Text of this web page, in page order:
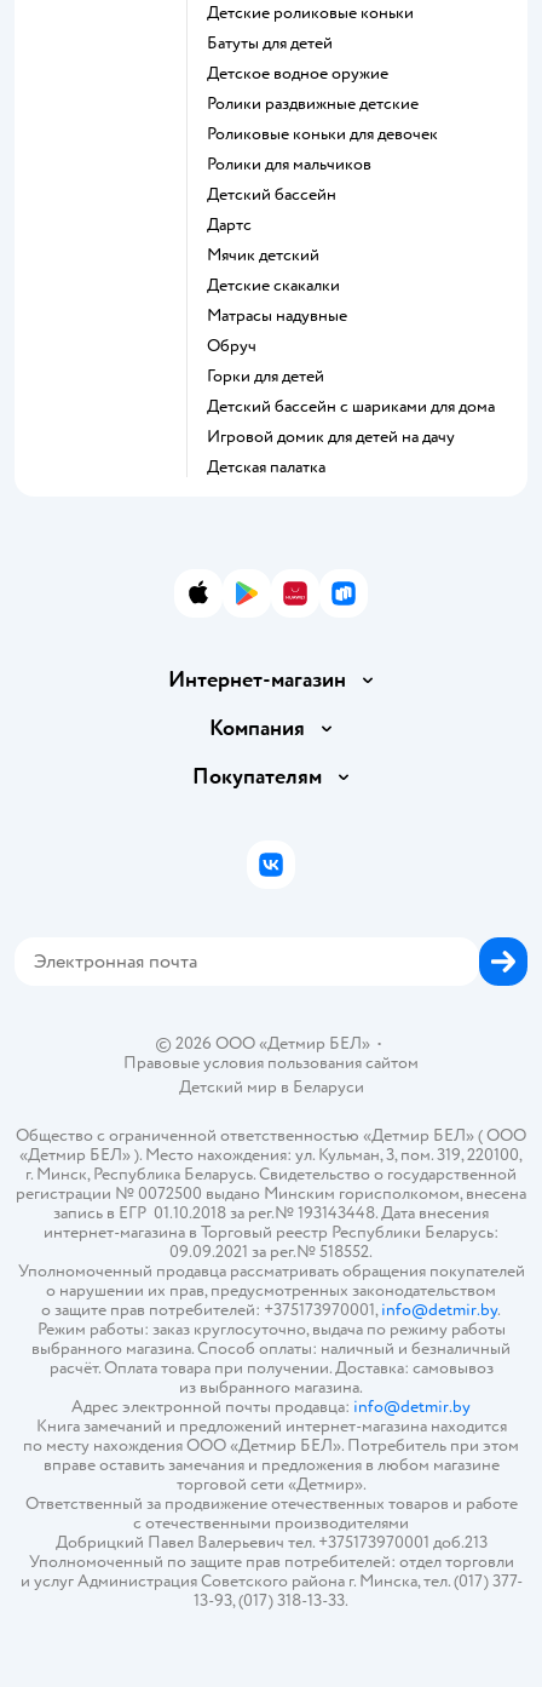
Детские роликовые коньки
Батуты для детей
Детское водное оружие
Ролики раздвижные детские
Роликовые коньки для девочек
Ролики для мальчиков
Детский бассейн
Дартс
Мячик детский
Детские скакалки
Матрасы надувные
Обруч
Горки для детей
Детский бассейн с шариками для дома
Игровой домик для детей на дачу
Детская палатка
App StoreGoogle Play
AppGallery
RuStore
Интернет-магазин
Доставка и оплата
Правила продажи
Политика использования файлов cookie
Компания
Вакансии
Покупателям
Бонусные карты
© 2026 ООО «Детмир БЕЛ»•
Правовые условия пользования сайтом
Детский мир в Беларуси
Общество с ограниченной ответственностью «Детмир БЕЛ» ( ООО
«Детмир БЕЛ» ). Место нахождения: ул. Кульман, 3, пом. 319, 220100,
г. Минск, Республика Беларусь. Свидетельство о государственной
регистрации № 0072500 выдано Минским горисполкомом, внесена
запись в ЕГР 01.10.2018 за рег.№ 193143448. Дата внесения
интернет-магазина в Торговый реестр Республики Беларусь:
09.09.2021 за рег.№ 518552.
Уполномоченный продавца рассматривать обращения покупателей
о нарушении их прав, предусмотренных законодательством
о защите прав потребителей: +375173970001,info@detmir.by.
Режим работы: заказ круглосуточно, выдача по режиму работы
выбранного магазина. Способ оплаты: наличный и безналичный
расчёт. Оплата товара при получении. Доставка: самовывоз
из выбранного магазина.
Адрес электронной почты продавца: info@detmir.by
Книга замечаний и предложений интернет-магазина находится
по месту нахождения ООО «Детмир БЕЛ». Потребитель при этом
вправе оставить замечания и предложения в любом магазине
торговой сети «Детмир».
Ответственный за продвижение отечественных товаров и работе
с отечественными производителями
Добрицкий Павел Валерьевич тел. +375173970001 доб.213
Уполномоченный по защите прав потребителей: отдел торговли
и услуг Администрация Советского района г. Минска, тел. (017) 377-
13-93, (017) 318-13-33.
ВКонтакте